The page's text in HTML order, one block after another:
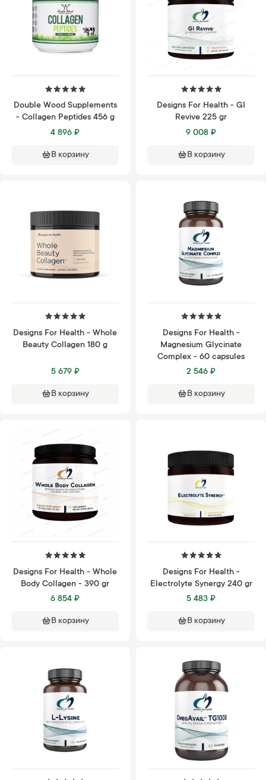
Double Wood Supplements
- Collagen Peptides 456 g
4 896 ₽
В корзину
Designs For Health - GI
Revive 225 gr
9 008 ₽
В корзину
Designs For Health - Whole
Beauty Collagen 180 g
5 679 ₽
В корзину
Designs For Health -
Magnesium Glycinate
Complex - 60 capsules
2 546 ₽
В корзину
Designs For Health - Whole
Body Collagen - 390 gr
6 854 ₽
В корзину
Designs For Health -
Electrolyte Synergy 240 gr
5 483 ₽
В корзину